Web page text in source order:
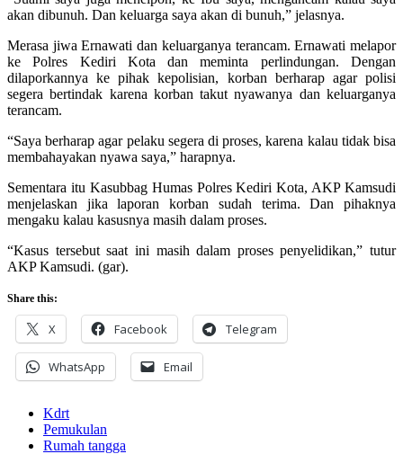
akan dibunuh. Dan keluarga saya akan di bunuh,” jelasnya.
Merasa jiwa Ernawati dan keluarganya terancam. Ernawati melapor
ke Polres Kediri Kota dan meminta perlindungan. Dengan
dilaporkannya ke pihak kepolisian, korban berharap agar polisi
segera bertindak karena korban takut nyawanya dan keluarganya
terancam.
“Saya berharap agar pelaku segera di proses, karena kalau tidak bisa
membahayakan nyawa saya,” harapnya.
Sementara itu Kasubbag Humas Polres Kediri Kota, AKP Kamsudi
menjelaskan jika laporan korban sudah terima. Dan pihaknya
mengaku kalau kasusnya masih dalam proses.
“Kasus tersebut saat ini masih dalam proses penyelidikan,” tutur
AKP Kamsudi. (gar).
Share this:
X Facebook Telegram
WhatsApp Email
Kdrt
Pemukulan
Rumah tangga